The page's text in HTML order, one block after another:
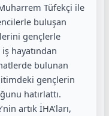
Tüfekçi ile
buluşan
gençlerle
hayatından
bulunan
gençlerin
hatırlattı.
artık İHA’ları,